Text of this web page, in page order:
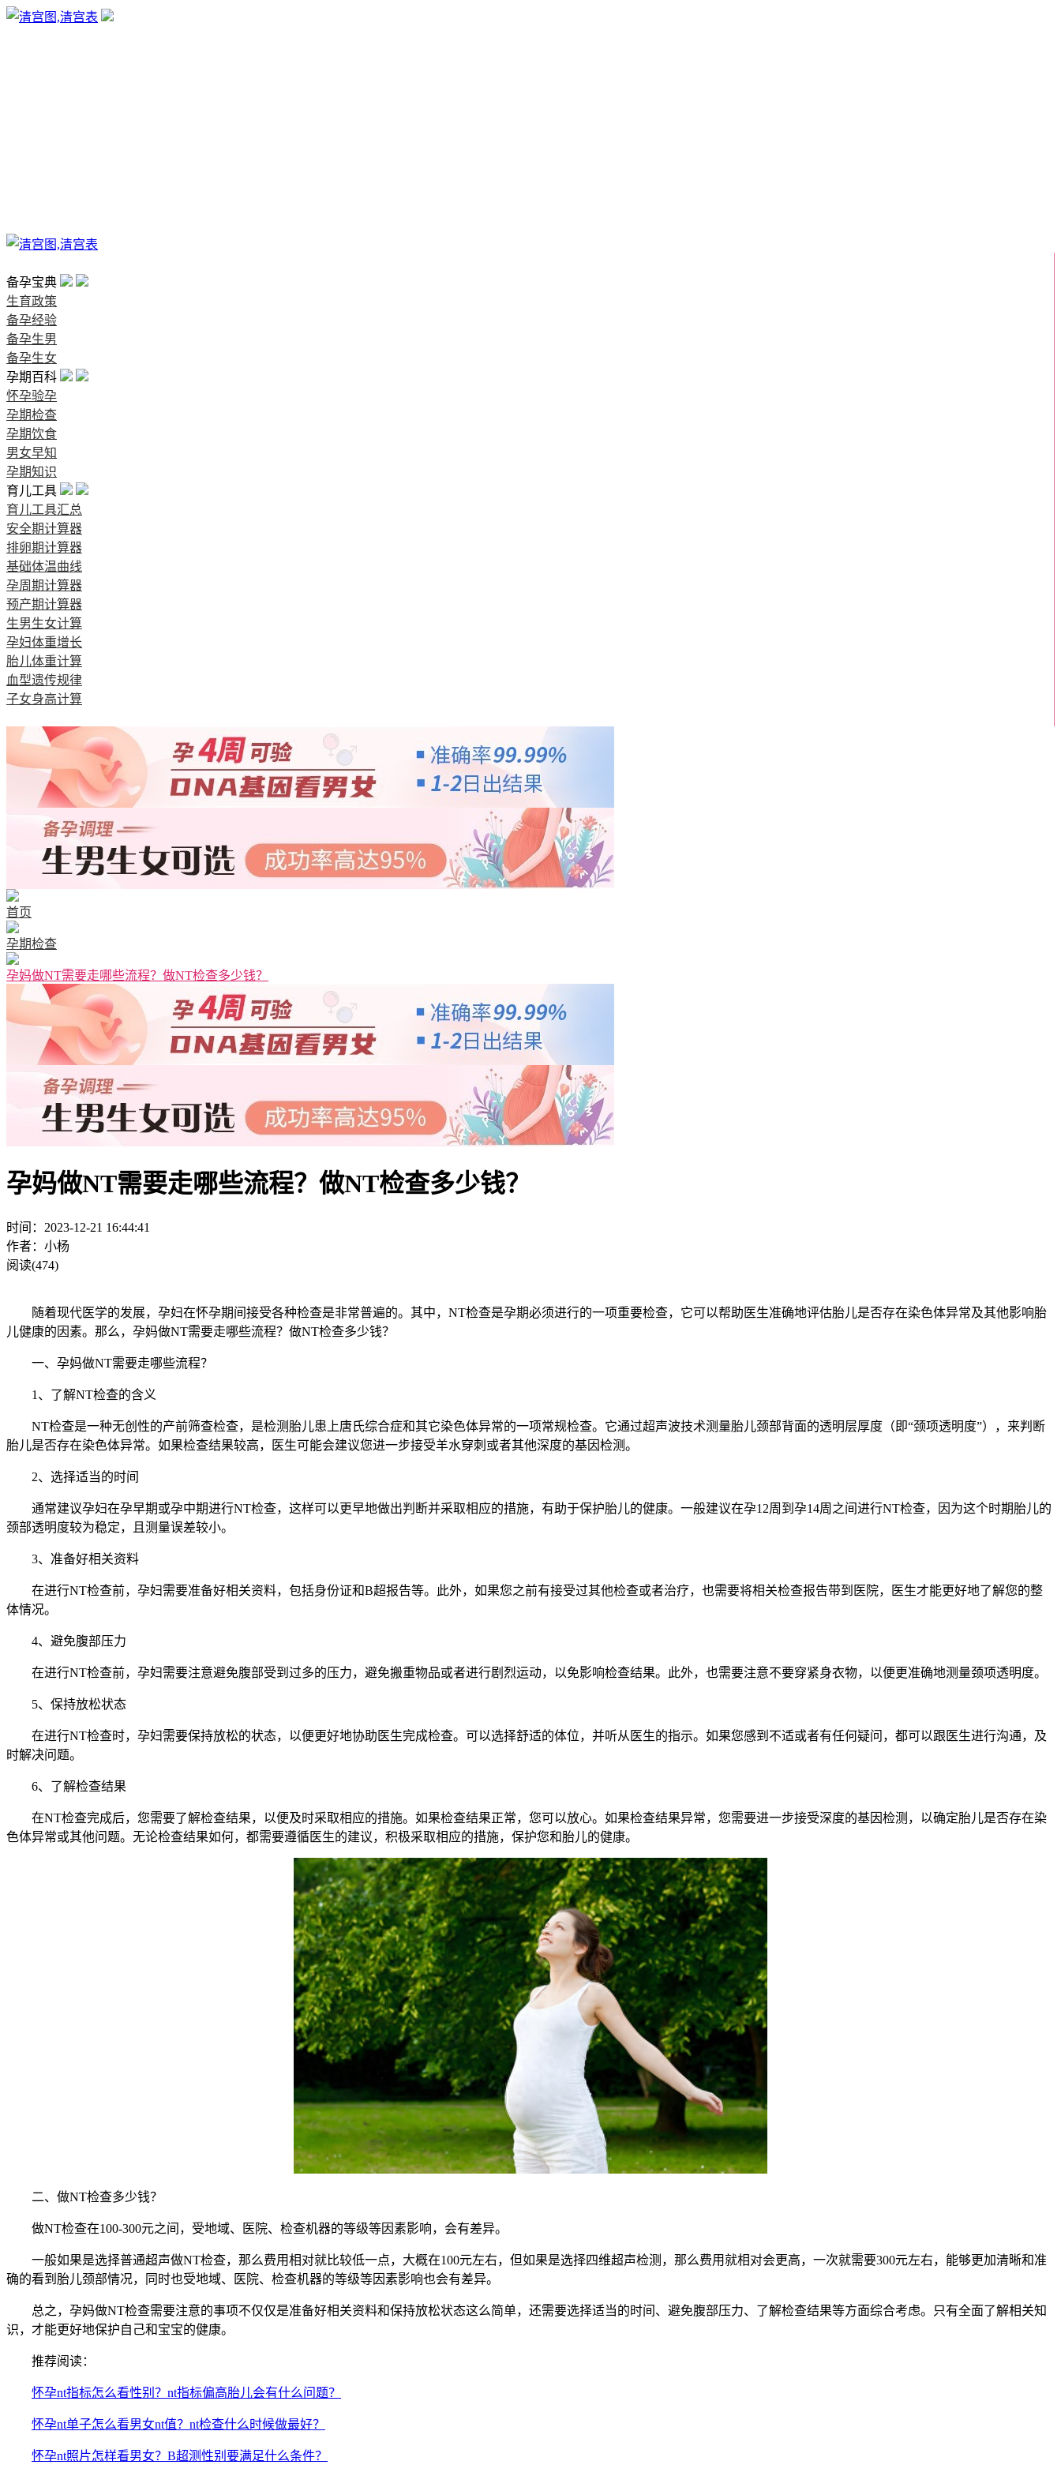
备孕宝典
生育政策
备孕经验
备孕生男
备孕生女
孕期百科
怀孕验孕
孕期检查
孕期饮食
男女早知
孕期知识
育儿工具
育儿工具汇总
安全期计算器
排卵期计算器
基础体温曲线
孕周期计算器
预产期计算器
生男生女计算
孕妇体重增长
胎儿体重计算
血型遗传规律
子女身高计算
首页
孕期检查
孕妈做NT需要走哪些流程？做NT检查多少钱？
孕妈做NT需要走哪些流程？做NT检查多少钱？
时间：2023-12-21 16:44:41
作者：小杨
阅读(474)
随着现代医学的发展，孕妇在怀孕期间接受各种检查是非常普遍的。其中，NT检查是孕期必须进行的一项重要检查，它可以帮助医生准确地评估胎儿是否存在染色体异常及其他影响胎
儿健康的因素。那么，孕妈做NT需要走哪些流程？做NT检查多少钱？
一、孕妈做NT需要走哪些流程？
1、了解NT检查的含义
NT检查是一种无创性的产前筛查检查，是检测胎儿患上唐氏综合症和其它染色体异常的一项常规检查。它通过超声波技术测量胎儿颈部背面的透明层厚度（即“颈项透明度”），来判断
胎儿是否存在染色体异常。如果检查结果较高，医生可能会建议您进一步接受羊水穿刺或者其他深度的基因检测。
2、选择适当的时间
通常建议孕妇在孕早期或孕中期进行NT检查，这样可以更早地做出判断并采取相应的措施，有助于保护胎儿的健康。一般建议在孕12周到孕14周之间进行NT检查，因为这个时期胎儿的
颈部透明度较为稳定，且测量误差较小。
3、准备好相关资料
在进行NT检查前，孕妇需要准备好相关资料，包括身份证和B超报告等。此外，如果您之前有接受过其他检查或者治疗，也需要将相关检查报告带到医院，医生才能更好地了解您的整
体情况。
4、避免腹部压力
在进行NT检查前，孕妇需要注意避免腹部受到过多的压力，避免搬重物品或者进行剧烈运动，以免影响检查结果。此外，也需要注意不要穿紧身衣物，以便更准确地测量颈项透明度。
5、保持放松状态
在进行NT检查时，孕妇需要保持放松的状态，以便更好地协助医生完成检查。可以选择舒适的体位，并听从医生的指示。如果您感到不适或者有任何疑问，都可以跟医生进行沟通，及
时解决问题。
6、了解检查结果
在NT检查完成后，您需要了解检查结果，以便及时采取相应的措施。如果检查结果正常，您可以放心。如果检查结果异常，您需要进一步接受深度的基因检测，以确定胎儿是否存在染
色体异常或其他问题。无论检查结果如何，都需要遵循医生的建议，积极采取相应的措施，保护您和胎儿的健康。
二、做NT检查多少钱？
做NT检查在100-300元之间，受地域、医院、检查机器的等级等因素影响，会有差异。
一般如果是选择普通超声做NT检查，那么费用相对就比较低一点，大概在100元左右，但如果是选择四维超声检测，那么费用就相对会更高，一次就需要300元左右，能够更加清晰和准
确的看到胎儿颈部情况，同时也受地域、医院、检查机器的等级等因素影响也会有差异。
总之，孕妈做NT检查需要注意的事项不仅仅是准备好相关资料和保持放松状态这么简单，还需要选择适当的时间、避免腹部压力、了解检查结果等方面综合考虑。只有全面了解相关知
识，才能更好地保护自己和宝宝的健康。
推荐阅读：
怀孕nt指标怎么看性别？nt指标偏高胎儿会有什么问题？
怀孕nt单子怎么看男女nt值？nt检查什么时候做最好？
怀孕nt照片怎样看男女？B超测性别要满足什么条件？